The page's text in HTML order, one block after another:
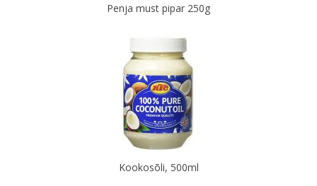
Penja must pipar 250g
Kookosõli, 500ml